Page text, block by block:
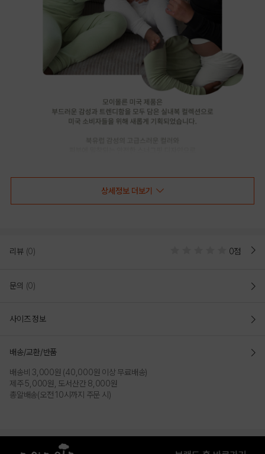
상세정보 더보기
리뷰 (0) 0점
문의 (0)
사이즈 정보
배송/교환/반품
배송비 3,000원 (40,000원 이상 무료배송)
제주 5,000원, 도서산간 8,000원
총알배송(오전 10시까지 주문 시)